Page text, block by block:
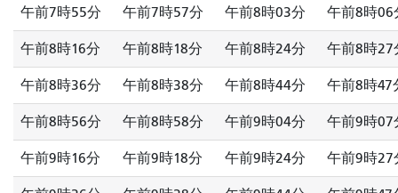
午前7時55分 午前7時57分 午前8時03分 午前8時06
午前8時16分 午前8時18分 午前8時24分 午前8時27
午前8時36分 午前8時38分 午前8時44分 午前8時47
午前8時56分 午前8時58分 午前9時04分 午前9時07
午前9時16分 午前9時18分 午前9時24分 午前9時27